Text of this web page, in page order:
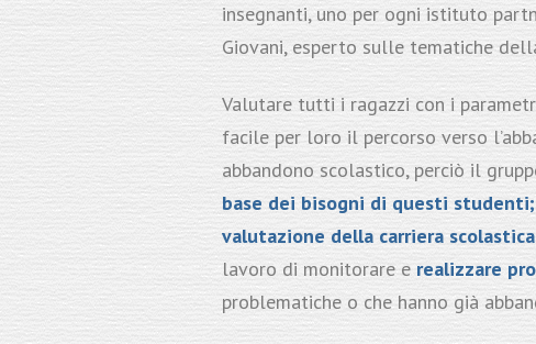
insegnanti, uno per ogni istituto
Giovani, esperto sulle tematiche
Valutare tutti i ragazzi con i
facile per loro il percorso verso
abbandono scolastico, perciò il
base dei bisogni di questi studenti;
valutazione della carriera
lavoro di monitorare e realizzare
problematiche o che hanno già